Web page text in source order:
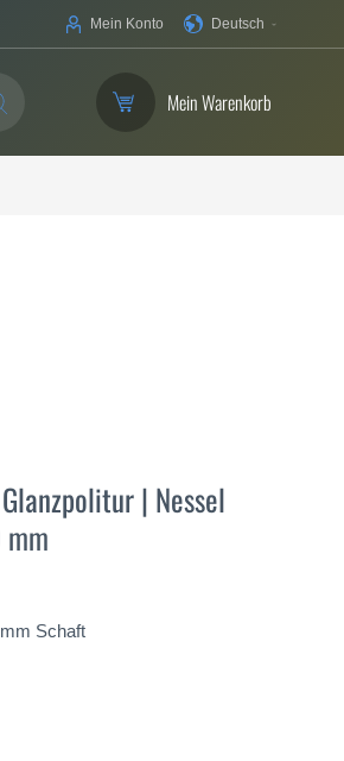
Ihre
Deutsch
Mein Konto
Mein Warenkorb
| Nessel
Schaft